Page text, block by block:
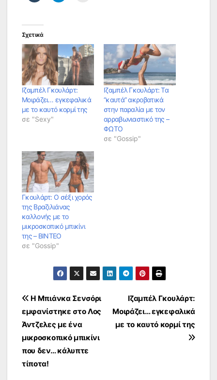
Σχετικά
Iζαμπέλ Γκουλάρτ:
Μοιράζει… εγκεφαλικά
με το καυτό κορμί της
σε "Sexy"
Ιζαμπέλ Γκουλάρτ: Τα
“καυτά” ακροβατικά
στην παραλία με τον
αρραβωνιαστικό της –
ΦΩΤΟ
σε "Gossip"
Γκουλάρτ: Ο σέξι χορός
της Βραζιλιάνας
καλλονής με το
μικροσκοπικό μπικίνι
της – ΒΙΝΤΕΟ
σε "Gossip"
Πλοήγηση
άρθρων
Iζαμπέλ Γκουλάρτ:
Μοιράζει… εγκεφαλικά
με το καυτό κορμί της
Η Μπιάνκα Σενσόρι
εμφανίστηκε στο Λος
Άντζελες με ένα
μικροσκοπικό μπικίνι
που δεν… κάλυπτε
τίποτα!